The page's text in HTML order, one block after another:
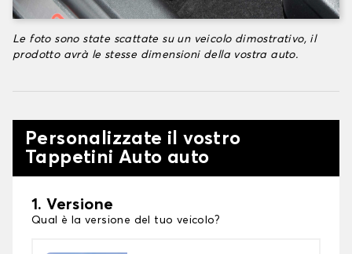
Le foto sono state scattate su un veicolo dimostrativo, il
prodotto avrà le stesse dimensioni della vostra auto.
Personalizzate il vostro
Tappetini Auto auto
1. Versione
Qual è la versione del tuo veicolo?